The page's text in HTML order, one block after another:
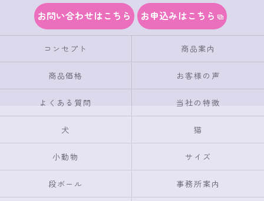
お問い合わせはこちら お申込みはこちら
コンセプト 商品案内
商品価格 お客様の声
よくある質問 当社の特徴
犬 猫
小動物 サイズ
段ボール 事務所案内